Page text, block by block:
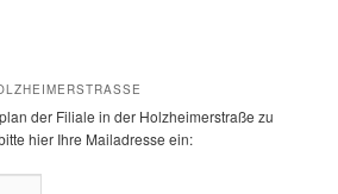
der Filiale in der Holzheimerstraße zu
hier Ihre Mailadresse ein: